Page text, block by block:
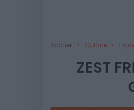
Accueil Culture
ZEST